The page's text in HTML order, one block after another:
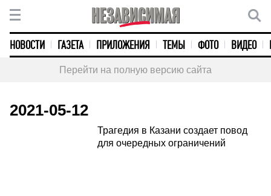
НОВОСТИ ГАЗЕТА ПРИЛОЖЕНИЯ ТЕМЫ ФОТО ВИДЕО
Перейти на полную версию сайта
2021-05-12
Трагедия в Казани создает повод
для очередных ограничений